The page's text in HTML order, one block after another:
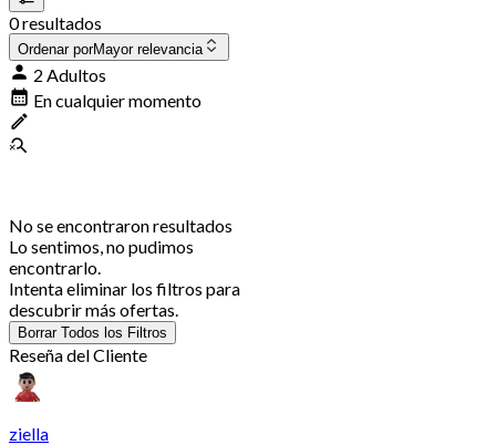
0 resultados
Ordenar porMayor relevancia
2 Adultos
En cualquier momento
No se encontraron resultados
Lo sentimos, no pudimos
encontrarlo.
Intenta eliminar los filtros para
descubrir más ofertas.
Borrar Todos los Filtros
Reseña del Cliente
ziella